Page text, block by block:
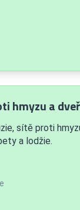
hmyzu a
sítě proti
a lodžie.